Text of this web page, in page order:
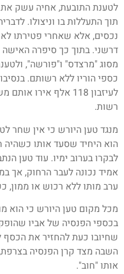
לטענת התובעת, אחיה עשק את
תוך התעללות בו וניצולו.
נכסים, אלא שאחרי פטירתו
דרשני. בתוך כך סיפרה האישה
מסוג "מרצדס" ו"פורשה",
כספי הוריו ללא רשותם.
לעיזבון 118 אלף
רשות.
מנגד טען היורש כי אין שחר
הוא היחיד שסעד אותו
לבקרו בערוב ימיו. עוד טען
אמיד נכונה לעבר הרחוק, אך
ערב מותו ללא רכוש או ממון, כשבחשבונו
מכל מקום טען היורש כי
בכספי הפנסיה של אביו
שחיובו כעת להחזיר את הכסף
השבה מצד קרן הפנסיה
אותו "חוב".